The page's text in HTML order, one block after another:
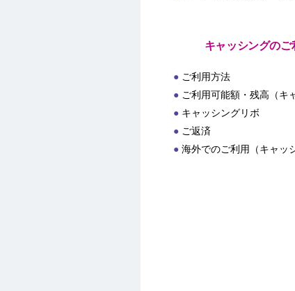
キャッシングのご
ご利用方法
ご利用可能額・残高（キ
キャッシングリボ
ご返済
海外でのご利用（キャッ